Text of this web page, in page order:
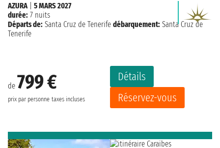
de 799 €
prix par personne taxes incluses
Détails
Réservez-vous
AZURA
5 MARS 2027
durée: 7 nuits
Départs de: Santa Cruz de Tenerife débarquement: Santa Cruz de
Tenerife